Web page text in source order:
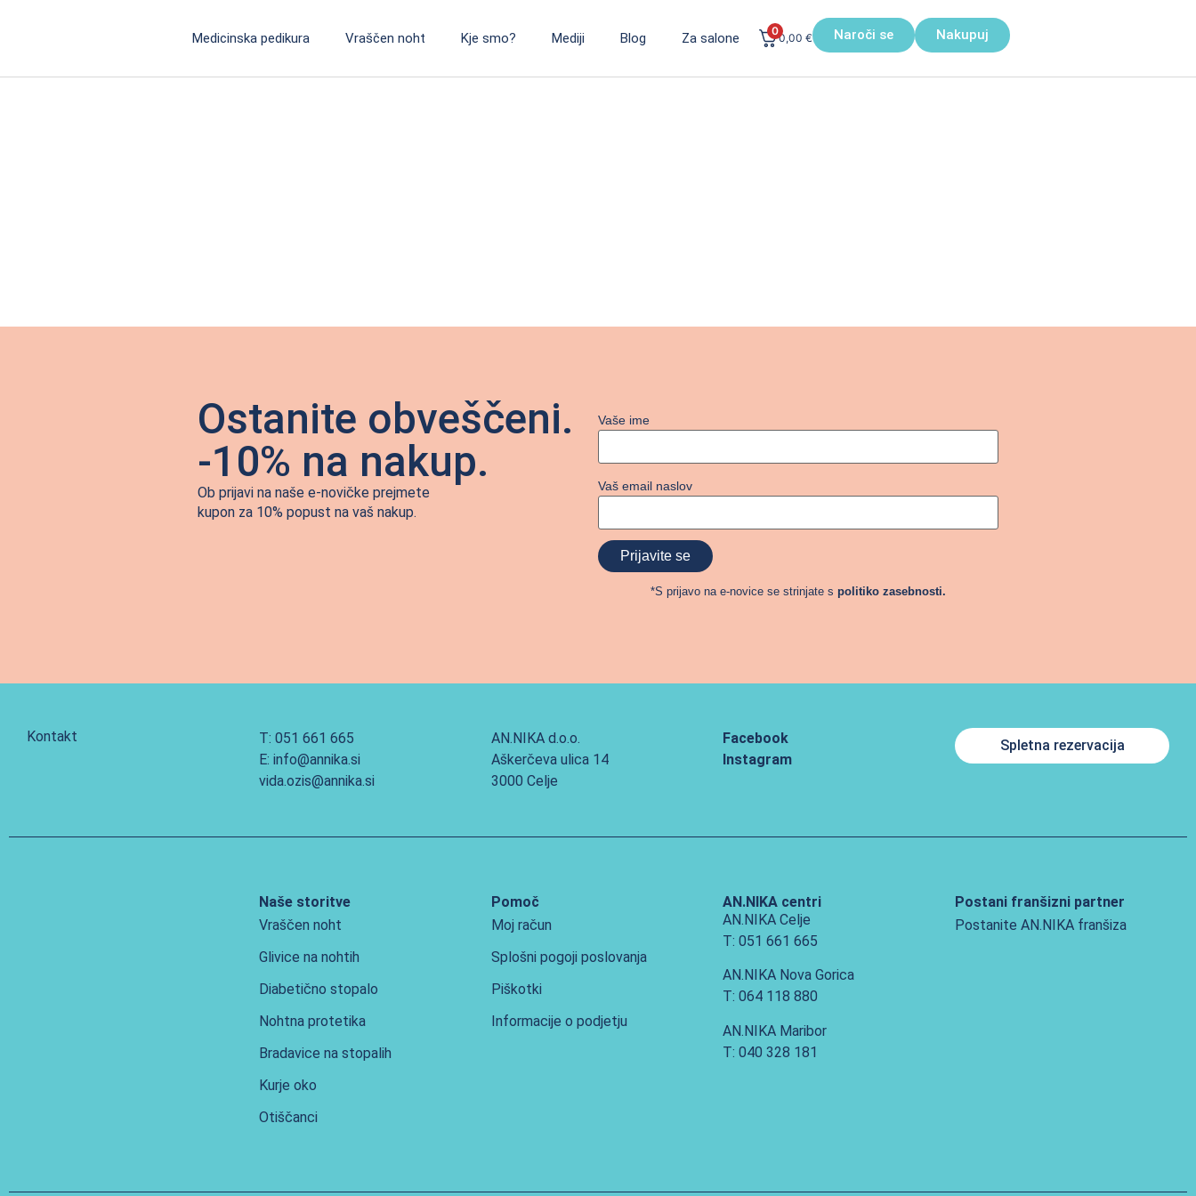
Medicinska pedikura Vraščen noht Kje smo? Mediji Blog Za salone 0
0,00 € Naroči se Nakupuj
Ostanite obveščeni.
-10% na nakup.
Ob prijavi na naše e-novičke prejmete
kupon za 10% popust na vaš nakup.
Vaše ime
Vaš email naslov
*S prijavo na e-novice se strinjate s politiko zasebnosti.
Kontakt
T: 051 661 665
E: info@annika.si
vida.ozis@annika.si
AN.NIKA d.o.o.
Aškerčeva ulica 14
3000 Celje
Facebook
Instagram
Spletna rezervacija
Naše storitve
Vraščen noht
Glivice na nohtih
Diabetično stopalo
Nohtna protetika
Bradavice na stopalih
Kurje oko
Otiščanci
Pomoč
Moj račun
Splošni pogoji poslovanja
Piškotki
Informacije o podjetju
AN.NIKA centri
AN.NIKA Celje
T: 051 661 665
AN.NIKA Nova Gorica
T: 064 118 880
AN.NIKA Maribor
T: 040 328 181
Postani franšizni partner
Postanite AN.NIKA franšiza